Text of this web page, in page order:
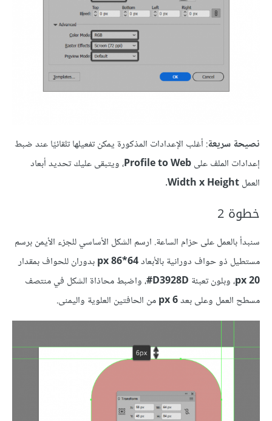
نصيحة سريعة: أغلب الإعدادات المذكورة يمكن تفعيلها تلقائيًا عند ضبط
إعدادات الملف علىProfile to Web، ويتبقى عليك تحديد أبعاد
العملWidth x Height
.
خطوة 2
سنبدأ بالعمل على حزام الساعة. ارسم الشكل الأساسي للجزء الأيمن برسم
مستطيل ذو حواف دورانية بالأبعاد64*86 px
بدوران للحواف بمقدار
20 px
، وبلون تعبئة D3928D# ، واضبط محاذاة الشكل في منتصف
مسطح العمل وعلى بعد6 px من الحافتين العلوية واليمنى.